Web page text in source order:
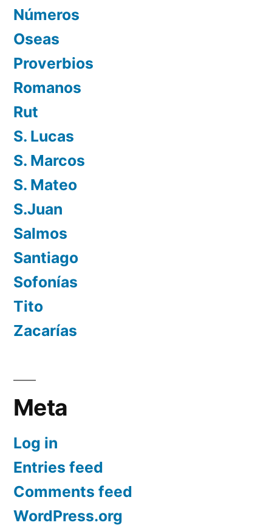
Números
Oseas
Proverbios
Romanos
Rut
S. Lucas
S. Marcos
S. Mateo
S.Juan
Salmos
Santiago
Sofonías
Tito
Zacarías
Meta
Log in
Entries feed
Comments feed
WordPress.org